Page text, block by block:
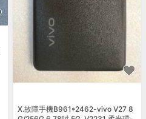
X.故障手機B961*2462-vivo V27 8